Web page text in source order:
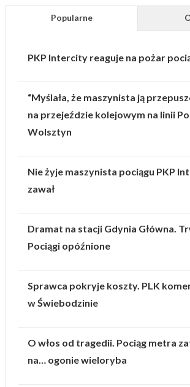
Popularne
PKP Intercity reaguje na pożar
“Myślała, że maszynista ją
na przejeździe kolejowym na linii
Wolsztyn
Nie żyje maszynista pociągu PKP
zawał
Dramat na stacji Gdynia Główna.
Pociągi opóźnione
Sprawca pokryje koszty. PLK
w Świebodzinie
O włos od tragedii. Pociąg metra
na… ogonie wieloryba